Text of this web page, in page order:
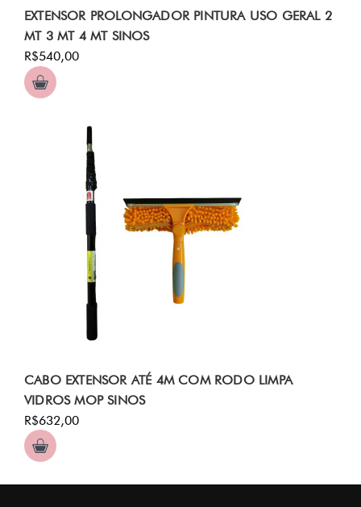
EXTENSOR PROLONGADOR PINTURA USO GERAL 2
MT 3 MT 4 MT SINOS
R$540,00
CABO EXTENSOR ATÉ 4M COM RODO LIMPA
VIDROS MOP SINOS
R$632,00